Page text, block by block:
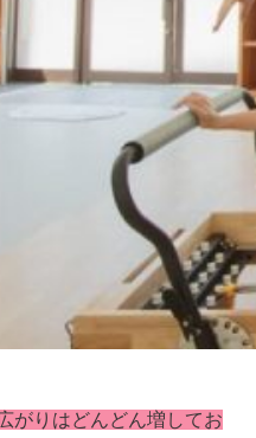
がりはどんどん増してお